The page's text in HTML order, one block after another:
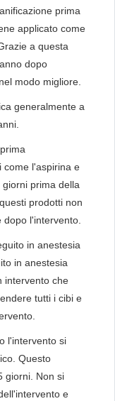
prima
applicato come
a questa
dopo
modo migliore.
generalmente a
come l'aspirina e
prima della
prodotti non
l'intervento.
in anestesia
in anestesia
intervento che
tutti i cibi e
l'intervento si
Questo
giorni. Non si
e